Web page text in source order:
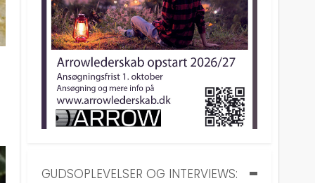
GUDSOPLEVELSER OG INTERVIEWS: